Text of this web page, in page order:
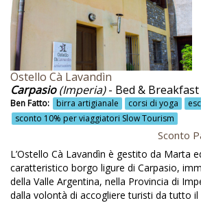
Escursioni con gli asini
Escursioni e passeggiate
Escursioni guidate
Escursioni in barca
Escursioni naturalistiche
Escursioni storico-culturali
Escursioni sul territorio
Escursioni trekking
Ostello Cà Lavandìn
Carpasio(Imperia)- Bed & Breakfast
Ben Fatto: birra artigianale corsi di yoga
sconto 10% per viaggiatori Slow Tourism
Sconto
L’Ostello Cà Lavandìn è gestito da Marta
caratteristico borgo ligure di Carpasio,
della Valle Argentina, nella Provincia di
dalla volontà di accogliere turisti da tutto